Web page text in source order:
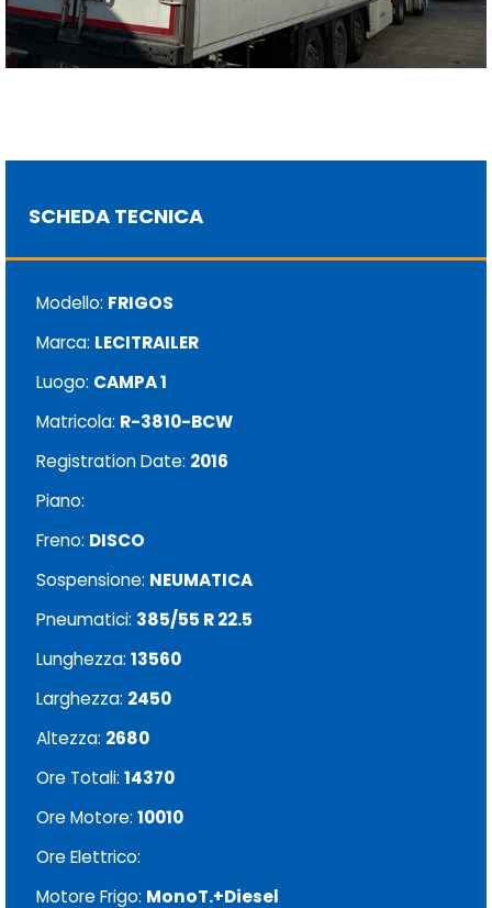
SCHEDA TECNICA
Modello: FRIGOS
Marca: LECITRAILER
Luogo: CAMPA 1
Matricola: R-3810-BCW
Registration Date: 2016
Piano:
Freno: DISCO
Sospensione: NEUMATICA
Pneumatici: 385/55 R 22.5
Lunghezza: 13560
Larghezza: 2450
Altezza: 2680
Ore Totali: 14370
Ore Motore: 10010
Ore Elettrico:
Motore Frigo: MonoT.+Diesel